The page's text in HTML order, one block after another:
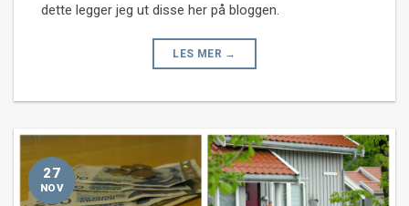
dette legger jeg ut disse her på bloggen.
LES MER →
27
NOV